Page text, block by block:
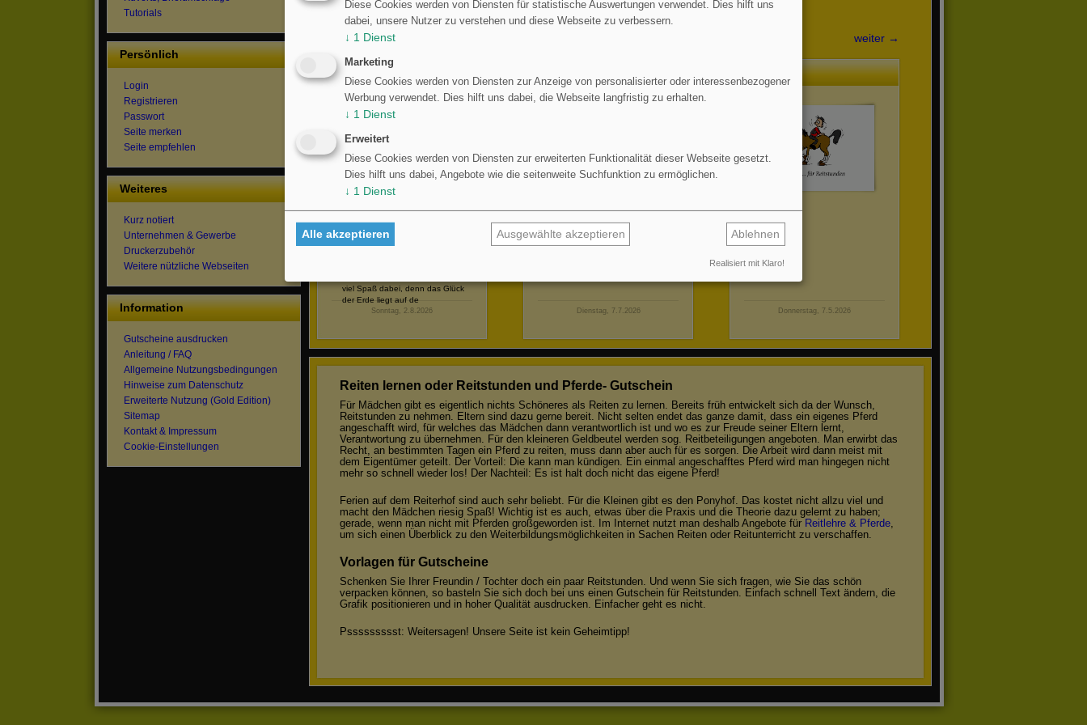
Thema. Aufweiter oderzurückklicken zum Anzeigen der weiteren Ideen.
← zurück weiter →
An das Geburtstagskind Laura!
Hallo Laura!!! Herzlichen
Glückwunsch zu Deinem 30ten
Geburtstag heute!!! Vor einiger
Zeit erwähntest Du, dass Du
viel Spaß dabei, denn das Glück
der Erde liegt auf de
Sonntag, 2.8.2026
Liebe Marta, alles Liebe zum
und Opa.
Dienstag, 7.7.2026
Alles Gute!
Donnerstag, 7.5.2026
Reiten lernen oder Reitstunden und Pferde- Gutschein
Für Mädchen gibt es eigentlich nichts Schöneres als Reiten zu lernen. Bereits früh entwickelt sich da der Wunsch,
Reitstunden zu nehmen. Eltern sind dazu gerne bereit. Nicht selten endet das ganze damit, dass ein eigenes Pferd
angeschafft wird, für welches das Mädchen dann verantwortlich ist und wo es zur Freude seiner Eltern lernt,
Verantwortung zu übernehmen. Für den kleineren Geldbeutel werden sog. Reitbeteiligungen angeboten. Man erwirbt das
Recht, an bestimmten Tagen ein Pferd zu reiten, muss dann aber auch für es sorgen. Die Arbeit wird dann meist mit
dem Eigentümer geteilt. Der Vorteil: Die kann man kündigen. Ein einmal angeschafftes Pferd wird man hingegen nicht
mehr so schnell wieder los! Der Nachteil: Es ist halt doch nicht das eigene Pferd!
Ferien auf dem Reiterhof sind auch sehr beliebt. Für die Kleinen gibt es den Ponyhof. Das kostet nicht allzu viel und
macht den Mädchen riesig Spaß! Wichtig ist es auch, etwas über die Praxis und die Theorie dazu gelernt zu haben;
gerade, wenn man nicht mit Pferden großgeworden ist. Im Internet nutzt man deshalb Angebote für Reitlehre & Pferde,
um sich einen Überblick zu den Weiterbildungsmöglichkeiten in Sachen Reiten oder Reitunterricht zu verschaffen.
Vorlagen für Gutscheine
Schenken Sie Ihrer Freundin / Tochter doch ein paar Reitstunden. Und wenn Sie sich fragen, wie Sie das schön
verpacken können, so basteln Sie sich doch bei uns einen Gutschein für Reitstunden. Einfach schnell Text ändern, die
Grafik positionieren und in hoher Qualität ausdrucken. Einfacher geht es nicht.
Pssssssssst: Weitersagen! Unsere Seite ist kein Geheimtipp!
Tutorials
Persönlich
Login
Registrieren
Passwort
Seite merken
Seite empfehlen
Weiteres
Kurz notiert
Unternehmen & Gewerbe
Druckerzubehör
Weitere nützliche Webseiten
Information
Gutscheine ausdrucken
Anleitung / FAQ
Allgemeine Nutzungsbedingungen
Hinweise zum Datenschutz
Erweiterte Nutzung (Gold Edition)
Sitemap
Kontakt & Impressum
Cookie-Einstellungen
Diese Cookies werden von Diensten für statistische Auswertungen verwendet. Dies hilft uns
dabei, unsere Nutzer zu verstehen und diese Webseite zu verbessern.
↓ 1 Dienst
Marketing
Diese Cookies werden von Diensten zur Anzeige von personalisierter oder interessenbezogener
Werbung verwendet. Dies hilft uns dabei, die Webseite langfristig zu erhalten.
↓ 1 Dienst
Erweitert
Diese Cookies werden von Diensten zur erweiterten Funktionalität dieser Webseite gesetzt.
Dies hilft uns dabei, Angebote wie die seitenweite Suchfunktion zu ermöglichen.
↓ 1 Dienst
Ablehnen
Ausgewählte akzeptieren
Alle akzeptieren
Realisiert mit Klaro!